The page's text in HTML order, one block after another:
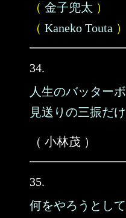
（ 金子兜太 ）
（ Kaneko Touta ）
34.
人生のバッター
見送りの三振だ
（ 小林茂 ）
35.
何をやろうとし